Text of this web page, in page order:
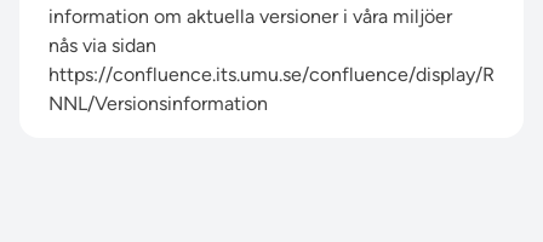
information om aktuella versioner i våra miljöer
nås via sidan
https://confluence.its.umu.se/confluence/display/R
NNL/Versionsinformation